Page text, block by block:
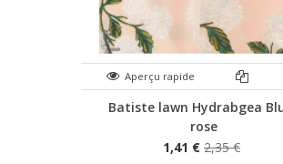
Aperçu rapide
Batiste lawn Hydrabgea
rose
1,41 € 2,35 €